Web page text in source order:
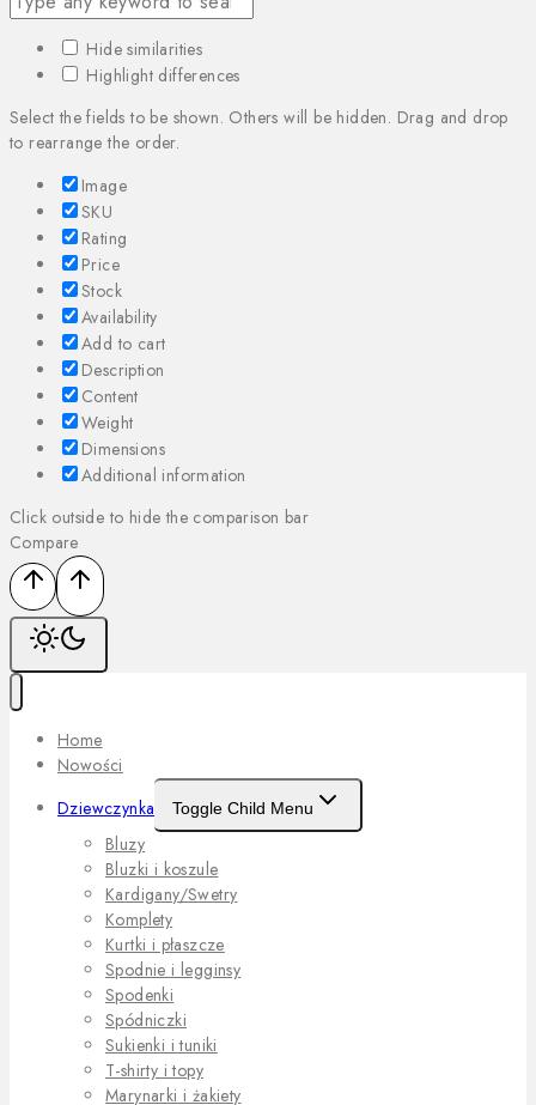
Hide similarities
Highlight differences
Select the fields to be shown. Others will be hidden. Drag and drop
to rearrange the order.
Image
SKU
Rating
Price
Stock
Availability
Add to cart
Description
Content
Weight
Dimensions
Additional information
Click outside to hide the comparison bar
Compare
Home
Nowości
Dziewczynka
Toggle Child Menu
Bluzy
Bluzki i koszule
Kardigany/Swetry
Komplety
Kurtki i płaszcze
Spodnie i legginsy
Spodenki
Spódniczki
Sukienki i tuniki
T-shirty i topy
Marynarki i żakiety